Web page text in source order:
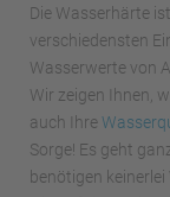
Die Wasserhärte
verschiedensten
Wasserwerte von
Wir zeigen Ihnen,
auch Ihre
Sorge! Es geht
benötigen keinerlei